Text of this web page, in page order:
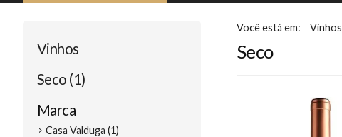
Vinhos
Seco (1)
Marca
Casa Valduga (1)
Vinhos
Seco